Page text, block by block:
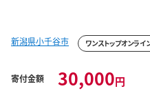
新潟県小千谷市 ワンストップオンラ
寄付金額 30,000円